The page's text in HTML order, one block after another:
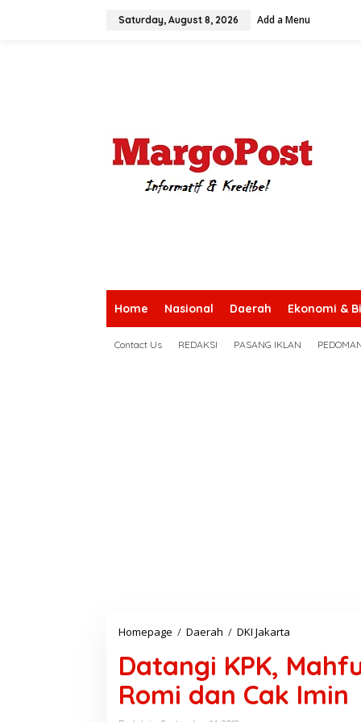
Saturday, August 8, 2026 Add a Menu
Home Nasional Daerah Ekonomi &
Contact Us REDAKSI PASANG IKLAN
Homepage / Daerah / DKI Jakarta
t
a
Datangi KPK,
Romi dan Cak Imin